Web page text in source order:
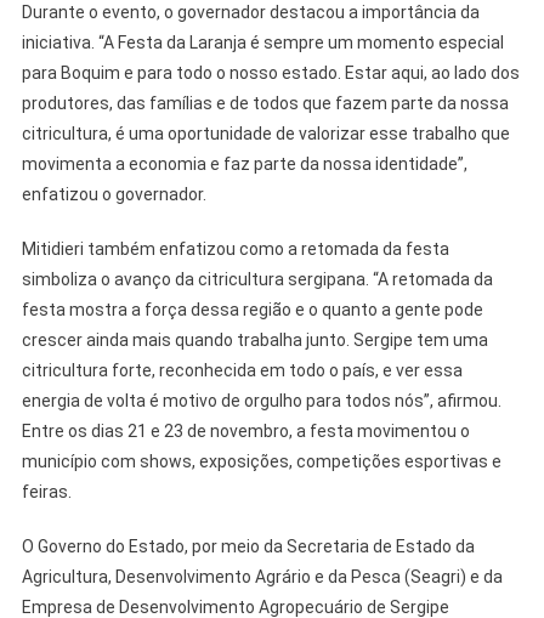
Durante o evento, o governador destacou a importância da
iniciativa. “A Festa da Laranja é sempre um momento especial
para Boquim e para todo o nosso estado. Estar aqui, ao lado dos
produtores, das famílias e de todos que fazem parte da nossa
citricultura, é uma oportunidade de valorizar esse trabalho que
movimenta a economia e faz parte da nossa identidade”,
enfatizou o governador.
Mitidieri também enfatizou como a retomada da festa
simboliza o avanço da citricultura sergipana. “A retomada da
festa mostra a força dessa região e o quanto a gente pode
crescer ainda mais quando trabalha junto. Sergipe tem uma
citricultura forte, reconhecida em todo o país, e ver essa
energia de volta é motivo de orgulho para todos nós”, afirmou.
Entre os dias 21 e 23 de novembro, a festa movimentou o
município com shows, exposições, competições esportivas e
feiras.
O Governo do Estado, por meio da Secretaria de Estado da
Agricultura, Desenvolvimento Agrário e da Pesca (Seagri) e da
Empresa de Desenvolvimento Agropecuário de Sergipe